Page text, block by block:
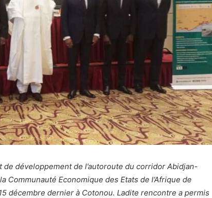
développement de l’autoroute du corridor Abidjan-
Communauté Economique des Etats de l’Afrique de
décembre dernier à Cotonou. Ladite rencontre a permis